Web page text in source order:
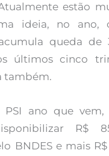
estão
ideia, no ano,
queda de
últimos cinco
também.
PSI ano que vem,
R$
BNDES e mais